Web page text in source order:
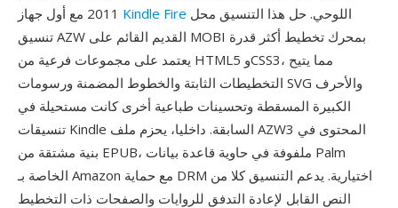
Kindle Fire
تنسيق AZW القديم القائم على MOBI بمحرك تخطيط أكثر قدرة
يعتمد على مجموعات فرعية من HTML5 وCSS3، مما يتيح
التخطيطات الثابتة والخطوط المضمنة ورسومات SVG والأحرف
الكبيرة المسقطة وتحسينات طباعية أخرى كانت مستحيلة في
تنسيقات Kindle السابقة. داخليا، يحزم ملف AZW3 المحتوى في
بنية مشتقة من EPUB، ملفوفة في حاوية قاعدة بيانات Palm
الخاصة بـ Amazon مع حماية DRM اختيارية. يدعم التنسيق كلا من
النص القابل لإعادة التدفق للروايات والصفحات ذات التخطيط